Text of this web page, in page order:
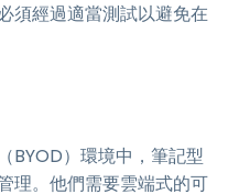
須經過適當測試以避免在
BYOD）環境中，筆記型
理。他們需要雲端式的可